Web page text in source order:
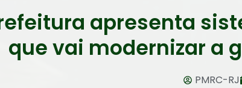
apresenta
que vai modernizar a
PMRC-RJ